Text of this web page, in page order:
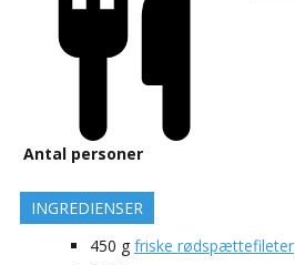
Antal personer
INGREDIENSER
450 g friske rødspættefileter